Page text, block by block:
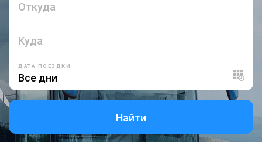
Откуда
Куда
ДАТА ПОЕЗДКИ
Найти